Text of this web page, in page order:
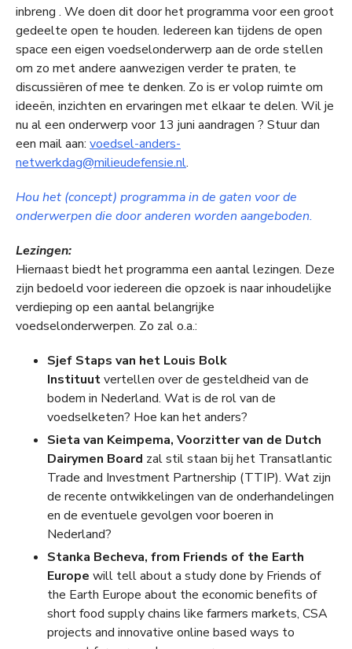
inbreng . We doen dit door het programma voor een groot
gedeelte open te houden. Iedereen kan tijdens de open
space een eigen voedselonderwerp aan de orde stellen
om zo met andere aanwezigen verder te praten, te
discussiëren of mee te denken. Zo is er volop ruimte om
ideeën, inzichten en ervaringen met elkaar te delen. Wil je
nu al een onderwerp voor 13 juni aandragen ? Stuur dan
een mail aan: voedsel-anders-
netwerkdag@milieudefensie.nl.
Hou het (concept) programma in de gaten voor de
onderwerpen die door anderen worden aangeboden.
Lezingen:
Hiernaast biedt het programma een aantal lezingen. Deze
zijn bedoeld voor iedereen die opzoek is naar inhoudelijke
verdieping op een aantal belangrijke
voedselonderwerpen. Zo zal o.a.:
Sjef Staps van het Louis Bolk
Instituutvertellen over de gesteldheid van de
bodem in Nederland. Wat is de rol van de
voedselketen? Hoe kan het anders?
Sieta van Keimpema, Voorzitter van de Dutch
Dairymen Board zal stil staan bij het Transatlantic
Trade and Investment Partnership (TTIP). Wat zijn
de recente ontwikkelingen van de onderhandelingen
en de eventuele gevolgen voor boeren in
Nederland?
Stanka Becheva, from Friends of the Earth
Europe will tell about a study done by Friends of
the Earth Europe about the economic benefits of
short food supply chains like farmers markets, CSA
projects and innovative online based ways to